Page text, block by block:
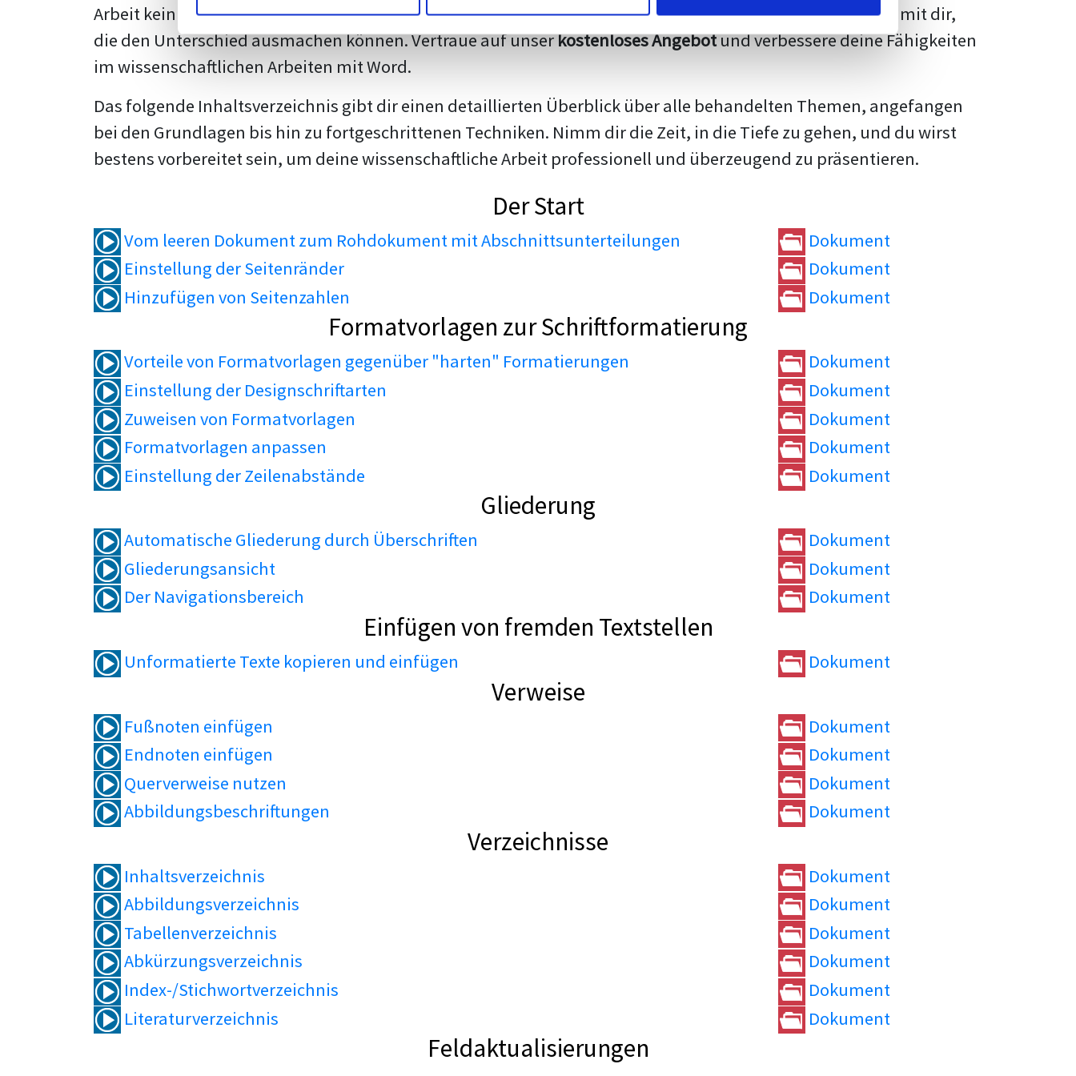
Arbeit kein Problem mehr für dich darstellen. Unsere erfahrenen Trainer teilen wertvolleTipps und Tricks
mit dir,
die den Unterschied ausmachen können. Vertraue auf unserkostenloses Angebotund verbessere deine Fähigkeiten
im wissenschaftlichen Arbeiten mit Word.
Das folgende Inhaltsverzeichnis gibt dir einen detaillierten Überblick über alle behandelten Themen, angefangen
bei den Grundlagen bis hin zu fortgeschrittenen Techniken. Nimm dir die Zeit, in die Tiefe zu gehen, und du wirst
bestens vorbereitet sein, um deine wissenschaftliche Arbeit professionell und überzeugend zu präsentieren.
Der Start
Vom leeren Dokument zum Rohdokument mit Abschnittsunterteilungen
Dokument
Einstellung der Seitenränder
Dokument
Hinzufügen von Seitenzahlen
Dokument
Formatvorlagen zur Schriftformatierung
Vorteile von Formatvorlagen gegenüber "harten" Formatierungen
Dokument
Einstellung der Designschriftarten
Dokument
Zuweisen von Formatvorlagen
Dokument
Formatvorlagen anpassen
Dokument
Einstellung der Zeilenabstände
Dokument
Gliederung
Automatische Gliederung durch Überschriften
Dokument
Gliederungsansicht
Dokument
Der Navigationsbereich
Dokument
Einfügen von fremden Textstellen
Unformatierte Texte kopieren und einfügen Dokument
Verweise
Fußnoten einfügen
Dokument
Endnoten einfügen
Dokument
Querverweise nutzen
Dokument
Abbildungsbeschriftungen
Dokument
Verzeichnisse
Inhaltsverzeichnis
Dokument
Abbildungsverzeichnis
Dokument
Tabellenverzeichnis
Dokument
Abkürzungsverzeichnis
Dokument
Index-/Stichwortverzeichnis
Dokument
Literaturverzeichnis
Dokument
Feldaktualisierungen